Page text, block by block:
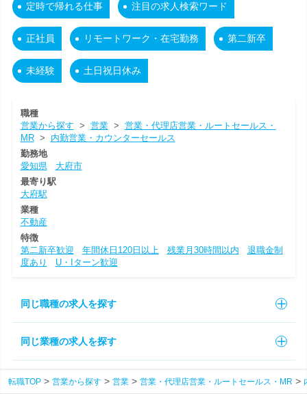
定時で帰れる仕事 注目の求人検索ワード
正社員 リモートワーク・在宅勤務 第二新卒
未経験 土日祝日休み
職種
営業から探す > 営業> 営業・代理店営業・ルートセールス・
MR> 内勤営業・カウンターセールス
勤務地
愛知県
大府市
最寄り駅
大府駅
業種
不動産
特徴
第二新卒歓迎
年間休日120日以上 残業月30時間以内
退職金制
度あり
U・Iターン歓迎
同じ職種の求人を探す
同じ業種の求人を探す
転職TOP 営業から探す 営業 営業・代理店営業・ルートセールス・MR